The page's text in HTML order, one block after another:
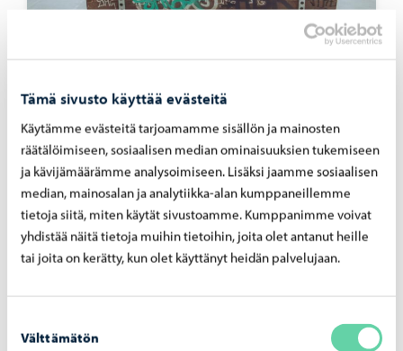
Tämä sivusto käyttää evästeitä
Käytämme evästeitä tarjoamamme sisällön ja mainosten
räätälöimiseen, sosiaalisen median ominaisuuksien tukemiseen
ja kävijämäärämme analysoimiseen. Lisäksi jaamme sosiaalisen
median, mainosalan ja analytiikka-alan kumppaneillemme
tietoja siitä, miten käytät sivustoamme. Kumppanimme voivat
yhdistää näitä tietoja muihin tietoihin, joita olet antanut heille
tai joita on kerätty, kun olet käyttänyt heidän palvelujaan.
valinta
Välttämätön
Nuo­ril­le suun­na­tut ideat muut­tu­vat teoik­si –
kuusi eh­do­tus­ta to­teu­tuu